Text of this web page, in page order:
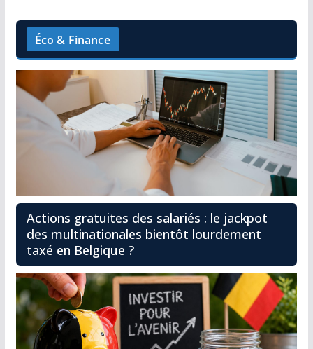
Éco & Finance
Actions gratuites des salariés : le jackpot
des multinationales bientôt lourdement
taxé en Belgique ?